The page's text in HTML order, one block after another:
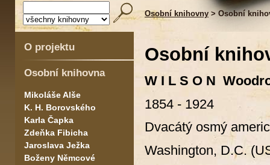
Osobní knihovny > Osobní
O projektu
Osobní knihovna
Mikoláše Alše
K. H. Borovského
Karla Čapka
Zdeňka Fibicha
Jaroslava Ježka
Boženy Němcové
Osobní
W I L S O N
1854 - 1924
Dvacátý osmý
Washington, D.C.